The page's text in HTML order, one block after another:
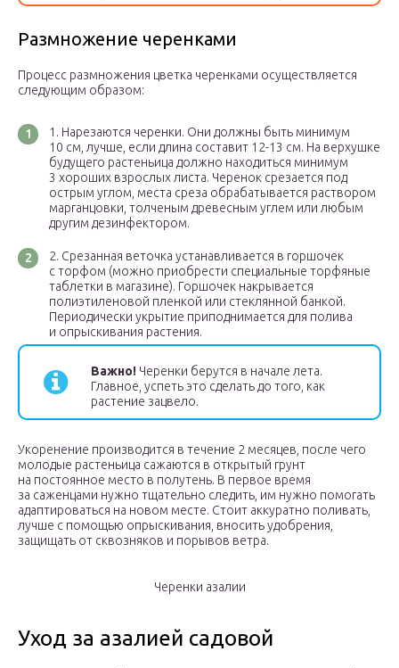
Размножение черенками
Процесс размножения цветка черенками осуществляется
следующим образом:
Нарезаются черенки. Они должны быть минимум
10 см, лучше, если длина составит 12-13 см. На верхушке
будущего растеньица должно находиться минимум
3 хороших взрослых листа. Черенок срезается под
острым углом, места среза обрабатывается раствором
марганцовки, толченым древесным углем или любым
другим дезинфектором.
Срезанная веточка устанавливается в горшочек
с торфом (можно приобрести специальные торфяные
таблетки в магазине). Горшочек накрывается
полиэтиленовой пленкой или стеклянной банкой.
Периодически укрытие приподнимается для полива
и опрыскивания растения.
Важно! Черенки берутся в начале лета.
Главное, успеть это сделать до того, как
растение зацвело.
Укоренение производится в течение 2 месяцев, после чего
молодые растеньица сажаются в открытый грунт
на постоянное место в полутень. В первое время
за саженцами нужно тщательно следить, им нужно помогать
адаптироваться на новом месте. Стоит аккуратно поливать,
лучше с помощью опрыскивания, вносить удобрения,
защищать от сквозняков и порывов ветра.
Черенки азалии
Уход за азалией садовой